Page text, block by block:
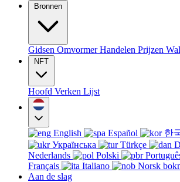
Bronnen
Gidsen OmvormerHandelen Prijzen
NFT
Hoofd Verken Lijst
English Español 한
Українська
Türkçe
Nederlands
Polski
Français
Italiano
Norsk
Aan de slag